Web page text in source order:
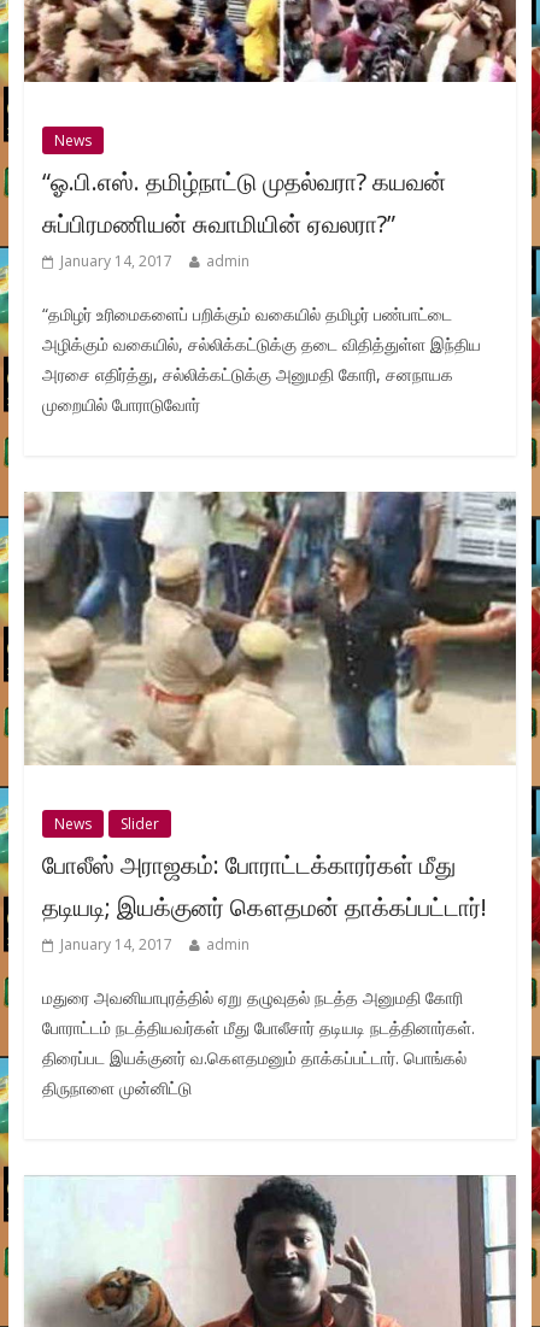
News
“ஓ.பி.எஸ். தமிழ்நாட்டு முதல்வரா? கயவன்
சுப்பிரமணியன் சுவாமியின் ஏவலரா?”
January 14, 2017 admin
“தமிழர் உரிமைகளைப் பறிக்கும் வகையில் தமிழர் பண்பாட்டை
அழிக்கும் வகையில், சல்லிக்கட்டுக்கு தடை விதித்துள்ள இந்திய
அரசை எதிர்த்து, சல்லிக்கட்டுக்கு அனுமதி கோரி, சனநாயக
முறையில் போராடுவோர்
News Slider
போலீஸ் அராஜகம்: போராட்டக்காரர்கள் மீது
தடியடி; இயக்குனர் கௌதமன் தாக்கப்பட்டார்!
January 14, 2017 admin
மதுரை அவனியாபுரத்தில் ஏறு தழுவுதல் நடத்த அனுமதி கோரி
போராட்டம் நடத்தியவர்கள் மீது போலீசார் தடியடி நடத்தினார்கள்.
திரைப்பட இயக்குனர் வ.கௌதமனும் தாக்கப்பட்டார். பொங்கல்
திருநாளை முன்னிட்டு